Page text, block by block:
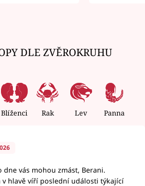
DLE ZVĚROKRUHU
Blíženci Rak Lev Panna
dne vás mohou zmást, Berani.
v hlavě víří poslední události týkající